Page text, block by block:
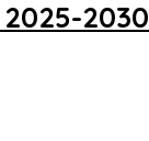
2030